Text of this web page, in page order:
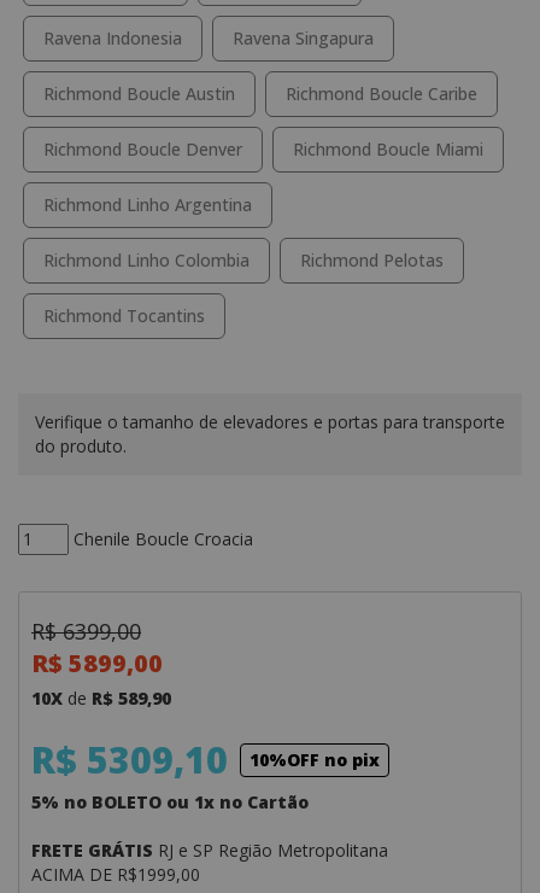
Ravena Indonesia Ravena Singapura
Richmond Boucle Austin Richmond Boucle Caribe
Richmond Boucle Denver Richmond Boucle Miami
Richmond Linho Argentina
Richmond Linho Colombia Richmond Pelotas
Richmond Tocantins
Chenile Boucle Croacia
Verifique o tamanho de elevadores e portas para transporte
do produto.
R$ 6399,00
R$ 5899,00
10X de R$ 589,90
R$ 5309,10
10%OFF no pix
5% no BOLETO ou 1x no Cartão
FRETE GRÁTIS RJ e SP Região Metropolitana
ACIMA DE R$1999,00